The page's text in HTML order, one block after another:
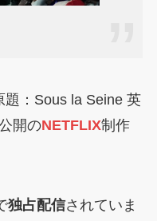
題：Sous la Seine 英
開のNETFLIX制作
独占配信されていま